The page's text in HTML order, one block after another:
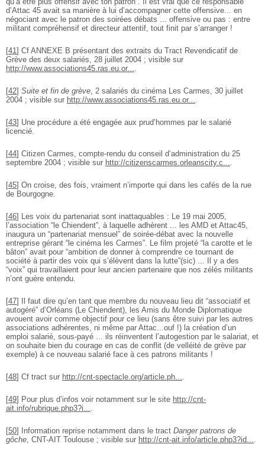
d’Attac 45 avait sa manière à lui d’accompagner cette offensive... en
négociant avec le patron des soirées débats ... offensive ou pas : entre
militant compréhensif et directeur attentif, tout finit par s’arranger !
[41] Cf ANNEXE B présentant des extraits du Tract Revendicatif de
Grève des deux salariés, 28 juillet 2004 ; visible sur
http://www.associations45.ras.eu.or....
[42] Suite et fin de grève, 2 salariés du cinéma Les Carmes, 30 juillet
2004 ; visible sur http://www.associations45.ras.eu.or....
[43] Une procédure a été engagée aux prud’hommes par le salarié
licencié.
[44] Citizen Carmes, compte-rendu du conseil d’administration du 25
septembre 2004 ; visible sur http://citizenscarmes.orleanscity.c....
[45] On croise, des fois, vraiment n’importe qui dans les cafés de la rue
de Bourgogne.
[46] Les voix du partenariat sont inattaquables : Le 19 mai 2005,
l’association “le Chiendent”, à laquelle adhèrent ... les AMD et Attac45,
inaugura un “partenariat mensuel” de soirée-débat avec la nouvelle
entreprise gérant “le cinéma les Carmes”. Le film projeté “la carotte et le
bâton” avait pour “ambition de donner à comprendre ce tournant de
société à partir des voix qui s’élèvent dans la lutte”(sic) ... Il y a des
“voix” qui travaillaient pour leur ancien partenaire que nos zélés militants
n’ont guère entendu.
[47]
Il faut dire qu’en tant que membre du nouveau lieu dit “associatif et
autogéré” d’Orléans (Le Chiendent), les Amis du Monde Diplomatique
avouent avoir comme objectif pour ce lieu (sans être suivi par les autres
associations adhérentes, ni même par Attac...ouf !) la création d’un
emploi salarié, sous-payé ... ils réinventent l’autogestion par le salariat, et
on souhaite bien du courage en cas de conflit (de velléité de grève par
exemple) à ce nouveau salarié face à ces patrons militants !
[48] Cf tract sur http://cnt-spectacle.org/article.ph....
[49] Pour plus d’infos voir notamment sur le site http://cnt-
ait.info/rubrique.php3?i....
[50] Information reprise notamment dans le tract Danger patrons de
gôche, CNT-AIT Toulouse ; visible sur http://cnt-ait.info/article.php3?id....